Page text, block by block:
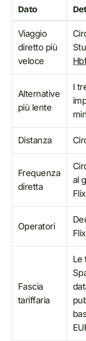
Dato
Viaggio
diretto più
veloce
Alternative
più lente
I
Distanza
Frequenza
diretta
al
Operatori
Fascia
tariffaria
Le